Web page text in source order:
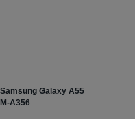
Galaxy A55
A356